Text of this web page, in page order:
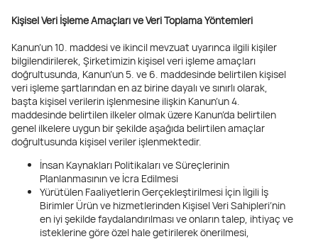
Kişisel Veri İşleme Amaçları ve Veri Toplama Yöntemleri
Kanun’un 10. maddesi ve ikincil mevzuat uyarınca ilgili kişiler
bilgilendirilerek, Şirketimizin kişisel veri işleme amaçları
doğrultusunda, Kanun’un 5. ve 6. maddesinde belirtilen kişisel
veri işleme şartlarından en az birine dayalı ve sınırlı olarak,
başta kişisel verilerin işlenmesine ilişkin Kanun’un 4.
maddesinde belirtilen ilkeler olmak üzere Kanun’da belirtilen
genel ilkelere uygun bir şekilde aşağıda belirtilen amaçlar
doğrultusunda kişisel veriler işlenmektedir.
İnsan Kaynakları Politikaları ve Süreçlerinin
Planlanmasının ve İcra Edilmesi
Yürütülen Faaliyetlerin Gerçekleştirilmesi İçin İlgili İş
Birimler Ürün ve hizmetlerinden Kişisel Veri Sahipleri’nin
en iyi şekilde faydalandırılması ve onların talep, ihtiyaç ve
isteklerine göre özel hale getirilerek önerilmesi,